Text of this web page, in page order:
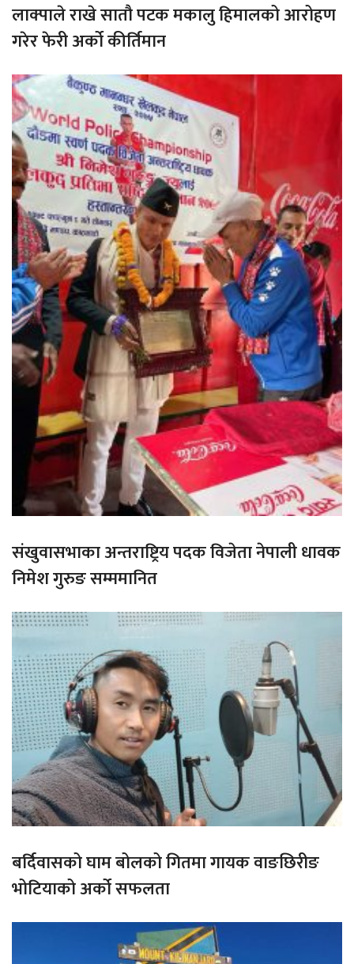
लाक्पाले राखे सातौ पटक मकालु हिमालको आरोहण
गरेर फेरी अर्को कीर्तिमान
संखुवासभाका अन्तराष्ट्रिय पदक विजेता नेपाली धावक
निमेश गुरुङ सम्ममानित
बर्दिवासको घाम बोलको गितमा गायक वाङछिरीङ
भोटियाको अर्को सफलता